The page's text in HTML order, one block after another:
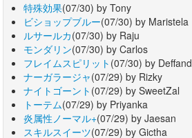
特殊効果(07/30) by Tony
ビショップブルー(07/30) by Maristela
ルサールカ(07/30) by Raju
モンダリン(07/30) by Carlos
フレイムスピリット (07/30) by Deffand
ナーガラージャ(07/29) by Rizky
ナイトゴーント (07/29) by SweetZal
トーテム(07/29) by Priyanka
炎属性ノーマル+(07/29) by Jaesan
スキルスイーツ(07/29) by Gictha